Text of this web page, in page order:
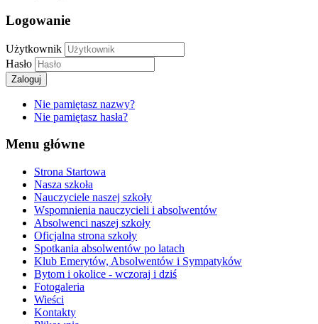
Logowanie
Użytkownik
Hasło
Zaloguj
Nie pamiętasz nazwy?
Nie pamiętasz hasła?
Menu główne
Strona Startowa
Nasza szkoła
Nauczyciele naszej szkoły
Wspomnienia nauczycieli i absolwentów
Absolwenci naszej szkoły
Oficjalna strona szkoły
Spotkania absolwentów po latach
Klub Emerytów, Absolwentów i Sympatyków
Bytom i okolice - wczoraj i dziś
Fotogaleria
Wieści
Kontakty